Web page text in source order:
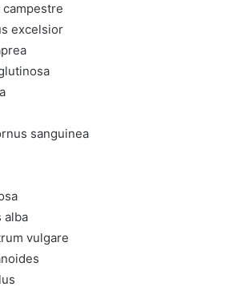
excelsior
sanguinea
alba
vulgare